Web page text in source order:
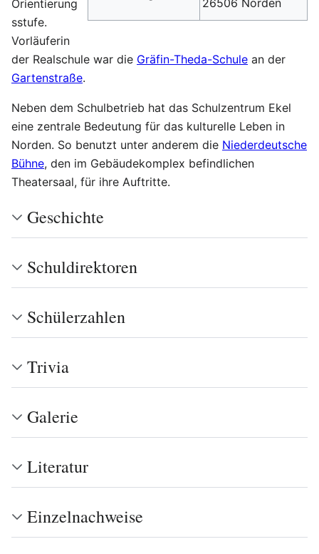
26506 Norden
Orientierung
sstufe.
Vorläuferin
der Realschule war die Gräfin-Theda-Schule an der
Gartenstraße.
Neben dem Schulbetrieb hat das Schulzentrum Ekel
eine zentrale Bedeutung für das kulturelle Leben in
Norden. So benutzt unter anderem die Niederdeutsche
Bühne, den im Gebäudekomplex befindlichen
Theatersaal, für ihre Auftritte.
Geschichte
Schuldirektoren
Schülerzahlen
Trivia
Galerie
Literatur
Einzelnachweise